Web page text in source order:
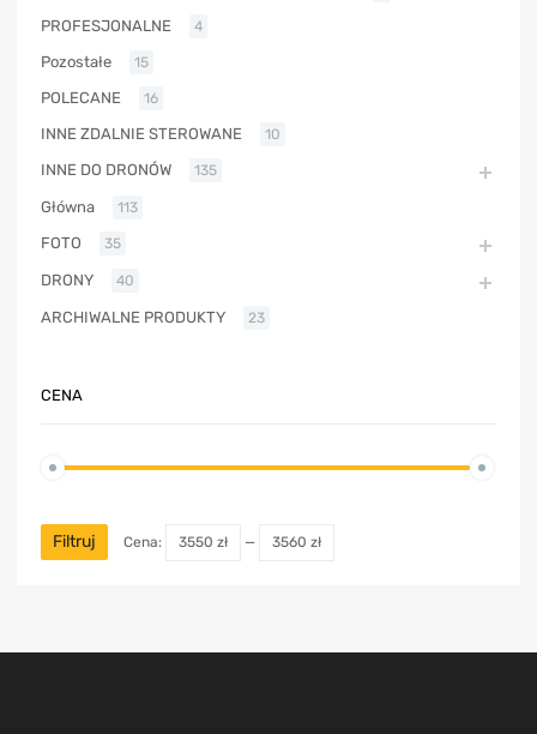
PROFESJONALNE 4
Pozostałe 15
POLECANE 16
INNE ZDALNIE STEROWANE 10
INNE DO DRONÓW 135
Główna 113
FOTO 35
DRONY 40
ARCHIWALNE PRODUKTY 23
CENA
Filtruj Cena: 3550 zł — 3560 zł